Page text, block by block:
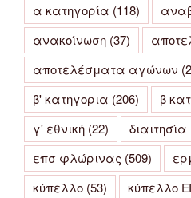
α κατηγορία (118)
ανακοίνωση (37)
αποτελέσματα αγώνων
β' κατηγορια (206) β
γ' εθνική (22) διαιτησία
επσ φλώρινας (509)
κύπελλο (53) κύπελλο